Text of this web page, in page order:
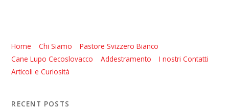
Home Chi Siamo
Pastore Svizzero Bianco
Cane Lupo Cecoslovacco
Addestramento
I nostri Contatti
Articoli e Curiosità
RECENT POSTS